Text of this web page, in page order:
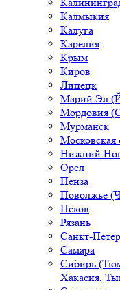
Калмыкия
Калуга
Карелия
Крым
Киров
Липецк
Марий Эл
Мордовия
Мурманск
Московская
Нижний
Орел
Пенза
Поволжье
Псков
Рязань
Санкт-
Самара
Сибирь
Хакасия,